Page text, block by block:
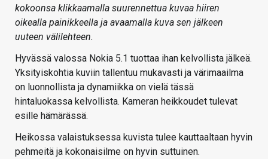
kokoonsa klikkaamalla suurennettua kuvaa hiiren
oikealla painikkeella ja avaamalla kuva sen jälkeen
uuteen välilehteen.
Hyvässä valossa Nokia 5.1 tuottaa ihan kelvollista jälkeä.
Yksityiskohtia kuviin tallentuu mukavasti ja värimaailma
on luonnollista ja dynamiikka on vielä tässä
hintaluokassa kelvollista. Kameran heikkoudet tulevat
esille hämärässä.
Heikossa valaistuksessa kuvista tulee kauttaaltaan hyvin
pehmeitä ja kokonaisilme on hyvin suttuinen.